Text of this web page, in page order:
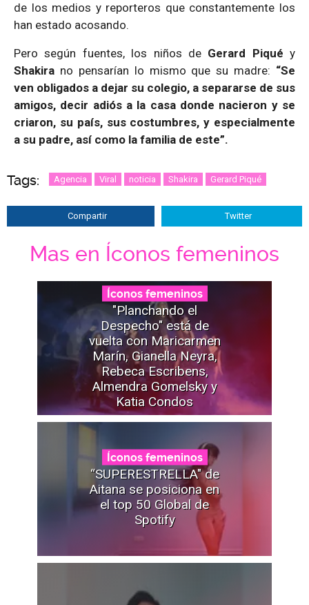
de los medios y reporteros que constantemente los
han estado acosando.
Pero según fuentes, los niños de Gerard Piqué y
Shakira no pensarían lo mismo que su madre: “Se
ven obligados a dejar su colegio, a separarse de sus
amigos, decir adiós a la casa donde nacieron y se
criaron, su país, sus costumbres, y especialmente
a su padre, así como la familia de este”.
Tags: Agencia Viral noticia Shakira Gerard Piqué
Compartir Twitter
Mas en Íconos femeninos
Íconos femeninos
"Planchando el
Despecho" está de
vuelta con Maricarmen
Marín, Gianella Neyra,
Rebeca Escribens,
Almendra Gomelsky y
Katia Condos
Íconos femeninos
“SUPERESTRELLA" de
Aitana se posiciona en
el top 50 Global de
Spotify